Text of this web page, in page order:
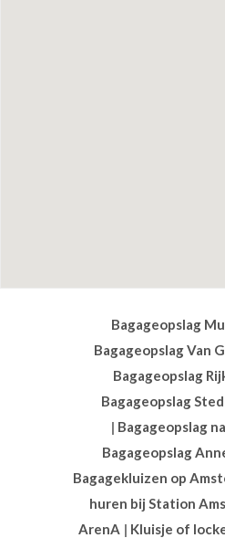
Bagageopslag
Bagageopslag Van
Bagageopslag
Bagageopslag
| Bagageopslag
Bagageopslag
Bagagekluizen op
huren bij Station
ArenA | Kluisje of